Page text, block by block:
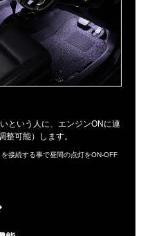
という人に、エンジンONに連
可能）します。
接続する事で昼間の点灯をON-OFF